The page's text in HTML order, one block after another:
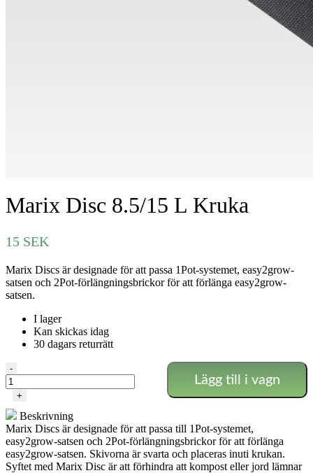
Marix Disc 8.5/15 L Kruka
15 SEK
Marix Discs är designade för att passa 1Pot-systemet, easy2grow-
satsen och 2Pot-förlängningsbrickor för att förlänga easy2grow-
satsen.
I lager
Kan skickas idag
30 dagars returrätt
Marix
Disc
8.5/15
Kruka
mängd
-
+
Lägg till i vagn
Beskrivning
Marix Discs är designade för att passa till 1Pot-systemet,
easy2grow-satsen och 2Pot-förlängningsbrickor för att förlänga
easy2grow-satsen. Skivorna är svarta och placeras inuti krukan.
Syftet med Marix Disc är att förhindra att kompost eller jord lämnar